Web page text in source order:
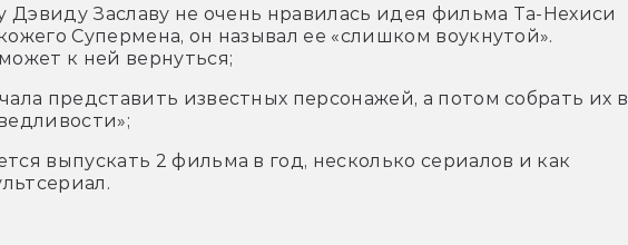
Дэвиду Заславу не очень нравилась идея фильма Та-Нехиси
Супермена, он называл ее «слишком воукнутой».
к ней вернуться;
представить известных персонажей, а потом собрать их в
выпускать 2 фильма в год, несколько сериалов и как